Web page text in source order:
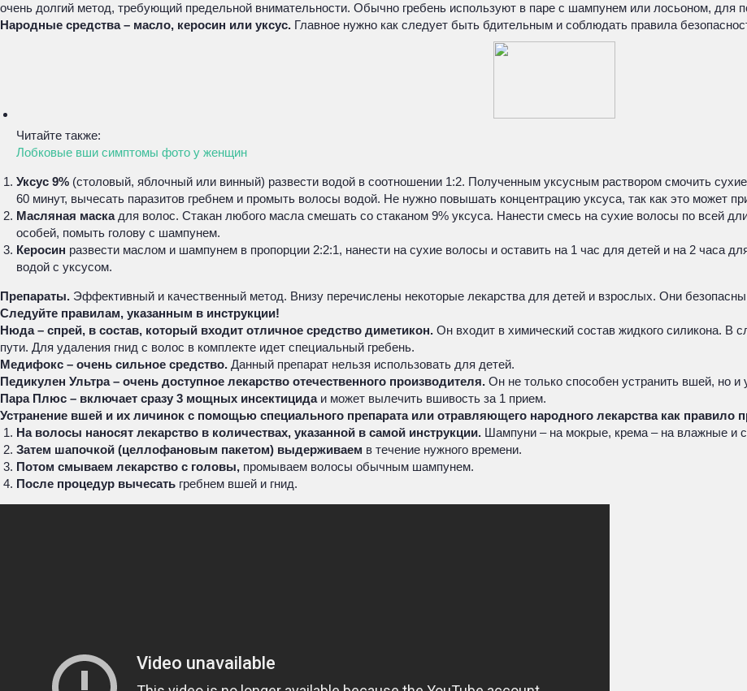
очень долгий метод, требующий предельной внимательности. Обычно гребень используют в паре с шампунем или лосьоном, для
Народные средства – масло, керосин или уксус. Главное нужно как следует быть бдительным и соблюдать правила
Читайте также:
Лобковые вши симптомы фото у женщин
Уксус 9% (столовый, яблочный или винный) развести водой в соотношении 1:2. Полученным уксусным раствором смочить
60 минут, вычесать паразитов гребнем и промыть волосы водой. Не нужно повышать концентрацию уксуса, так как это может
Масляная маскадля волос. Стакан любого масла смешать со стаканом 9% уксуса. Нанести смесь на сухие волосы по всей
особей, помыть голову с шампунем.
Керосин развести маслом и шампунем в пропорции 2:2:1, нанести на сухие волосы и оставить на 1 час для детей и на 2 часа
водой с уксусом.
Препараты. Эффективный и качественный метод. Внизу перечислены некоторые лекарства для детей и взрослых. Они
Следуйте правилам, указанным в инструкции!
Нюда – спрей, в состав, который входит отличное средство диметикон. Он входит в химический состав жидкого силикона. В
пути. Для удаления гнид с волос в комплекте идет специальный гребень.
Медифокс – очень сильное средство. Данный препарат нельзя использовать для детей.
Педикулен Ультра – очень доступное лекарство отечественного производителя. Он не только способен устранить вшей, но и
Пара Плюс – включает сразу 3 мощных инсектицидаи может вылечить вшивость за 1 прием.
Устранение вшей и их личинок с помощью специального препарата или отравляющего народного лекарства как
На волосы наносят лекарство в количествах, указанной в самой инструкции. Шампуни – на мокрые, крема – на влажные и
Затем шапочкой (целлофановым пакетом) выдерживаем в течение нужного времени.
Потом смываем лекарство с головы, промываем волосы обычным шампунем.
После процедур вычесать гребнем вшей и гнид.